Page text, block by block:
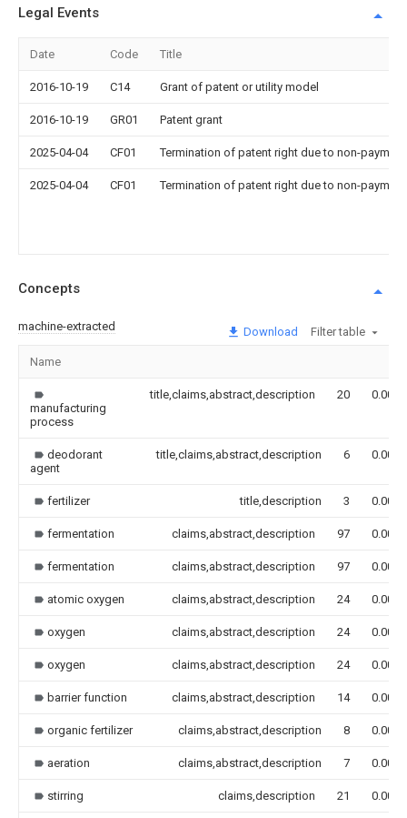
Legal Events
Date Code Title
2016-10-19 C14 Grant of patent or utility model
2016-10-19 GR01 Patent grant
2025-04-04 CF01 Termination of patent right due to non-
2025-04-04 CF01 Termination of patent right due to non-
Concepts
machine-extracted Download Filter table
Name
manufacturing
process
title,claims,abstract,description 20 0.000
deodorant
agent
title,claims,abstract,description 6 0.000
fertilizer title,description 3 0.000
fermentation claims,abstract,description 97 0.000
fermentation claims,abstract,description 97 0.000
atomic oxygen claims,abstract,description 24 0.000
oxygen claims,abstract,description 24 0.000
oxygen claims,abstract,description 24 0.000
barrier function claims,abstract,description 14 0.000
organic fertilizer claims,abstract,description 8 0.000
aeration claims,abstract,description 7 0.000
stirring claims,description 21 0.000